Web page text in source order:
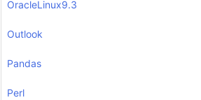
OracleLinux9.3
Outlook
Pandas
Perl